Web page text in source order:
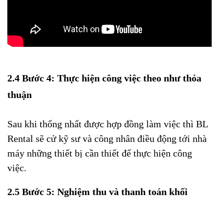
2.4 Bước 4: Thực hiện công việc theo như thỏa
thuận
Sau khi thống nhất được hợp đồng làm việc thì BL
Rental sẽ cử kỹ sư và công nhân điều động tới nhà
máy những thiết bị cần thiết để thực hiện công
việc.
2.5 Bước 5: Nghiệm thu và thanh toán khối